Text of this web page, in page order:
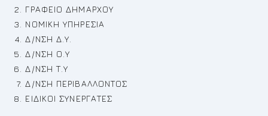
ΓΡΑΦΕΙΟ ΔΗΜΑΡΧΟΥ
ΝΟΜΙΚΗ ΥΠΗΡΕΣΙΑ
Δ/ΝΣΗ Δ.Υ.
Δ/ΝΣΗ Ο.Υ
Δ/ΝΣΗ Τ.Υ
Δ/ΝΣΗ ΠΕΡΙΒΑΛΛΟΝΤΟΣ
ΕΙΔΙΚΟΙ ΣΥΝΕΡΓΑΤΕΣ